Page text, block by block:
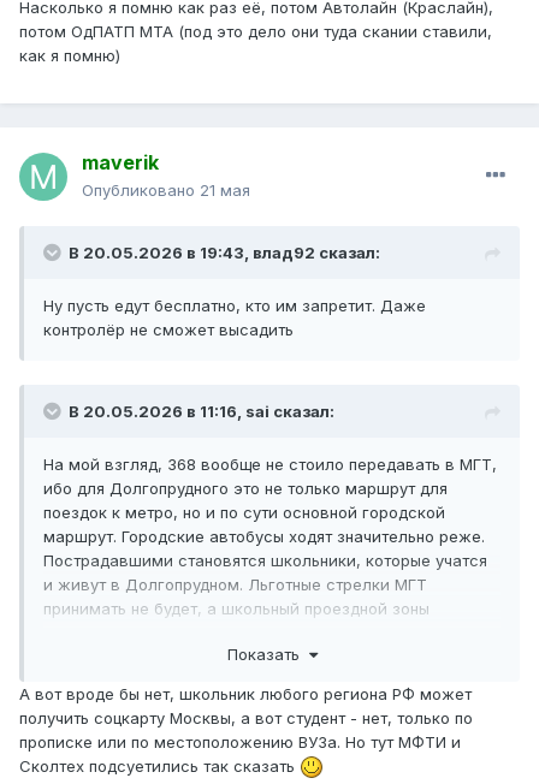
Насколько я помню как раз её, потом Автолайн (Краслайн),
потом ОдПАТП МТА (под это дело они туда скании ставили,
как я помню)
maverik
Опубликовано 21 мая
В 20.05.2026 в 19:43, влад92 сказал:
Ну пусть едут бесплатно, кто им запретит. Даже
контролёр не сможет высадить
В 20.05.2026 в 11:16, sai сказал:
На мой взгляд, 368 вообще не стоило передавать в МГТ,
ибо для Долгопрудного это не только маршрут для
поездок к метро, но и по сути основной городской
маршрут. Городские автобусы ходят значительно реже.
Пострадавшими становятся школьники, которые учатся
и живут в Долгопрудном. Льготные стрелки МГТ
принимать не будет, а школьный проездной зоны
Показать
А вот вроде бы нет, школьник любого региона РФ может
получить соцкарту Москвы, а вот студент - нет, только по
прописке или по местоположению ВУЗа. Но тут МФТИ и
Сколтех подсуетились так сказать